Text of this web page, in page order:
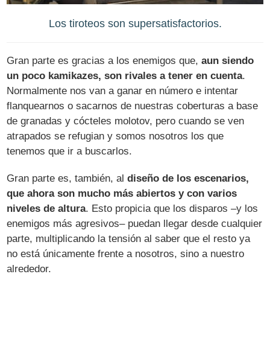
Los tiroteos son supersatisfactorios.
Gran parte es gracias a los enemigos que,aun siendo
un poco kamikazes, son rivales a tener en cuenta.
Normalmente nos van a ganar en número e intentar
flanquearnos o sacarnos de nuestras coberturas a base
de granadas y cócteles molotov, pero cuando se ven
atrapados se refugian y somos nosotros los que
tenemos que ir a buscarlos.
Gran parte es, también, aldiseño de los escenarios,
que ahora son mucho más abiertos y con varios
niveles de altura. Esto propicia que los disparos –y los
enemigos más agresivos– puedan llegar desde cualquier
parte, multiplicando la tensión al saber que el resto ya
no está únicamente frente a nosotros, sino a nuestro
alrededor.